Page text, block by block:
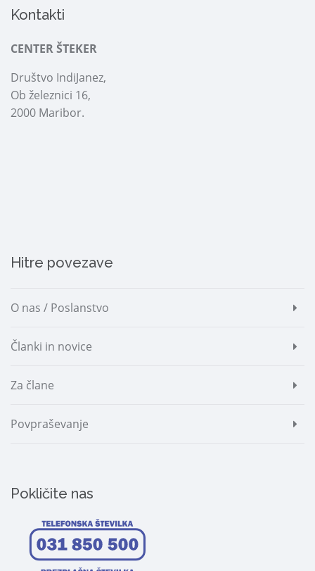
Kontakti
CENTER ŠTEKER
Društvo IndiJanez,
Ob železnici 16,
2000 Maribor.
Hitre povezave
O nas / Poslanstvo
Članki in novice
Za člane
Povpraševanje
Pokličite nas